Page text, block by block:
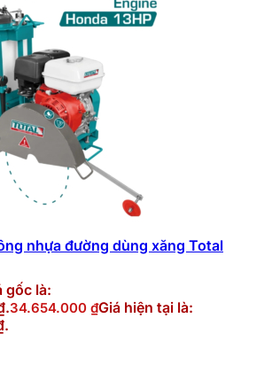
nhựa đường dùng xăng Total
gốc là:
34.654.000 ₫Giá hiện tại là: